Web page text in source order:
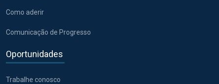
Como aderir
Comunicação de Progresso
Oportunidades
Trabalhe conosco